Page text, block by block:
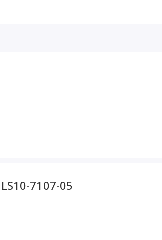
7107-05